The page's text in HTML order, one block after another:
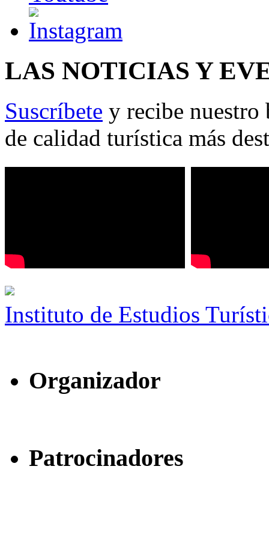
LAS NOTICIAS Y
Suscríbete y recibe nuestro
de calidad turística más
Instituto de Estudios
Organizador
Patrocinadores